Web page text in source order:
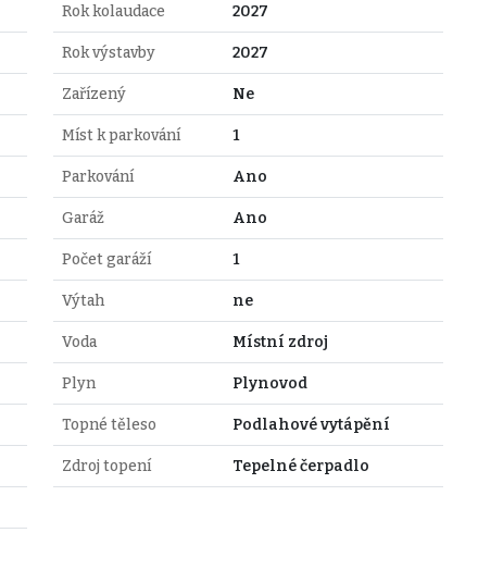
Rok kolaudace 2027
Rok výstavby 2027
Zařízený Ne
Míst k parkování 1
Parkování Ano
Garáž Ano
Počet garáží 1
Výtah ne
Voda Místní zdroj
Plyn Plynovod
Topné těleso Podlahové vytápění
Zdroj topení Tepelné čerpadlo